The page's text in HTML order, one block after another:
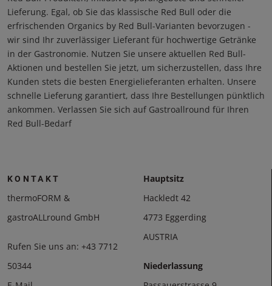
Lieferung. Egal, ob Sie das klassische Red Bull oder die
erfrischenden Organics by Red Bull-Varianten bevorzugen -
wir sind Ihr zuverlässiger Lieferant für hochwertige Getränke
in der Gastronomie. Nutzen Sie unsere aktuellen Red Bull-
Aktionen und bestellen Sie jetzt, um sicherzustellen, dass Ihre
Kunden stets die besten Energielieferanten erhalten. Unsere
schnelle Lieferung garantiert, dass Ihre Bestellungen pünktlich
ankommen. Verlassen Sie sich auf Gastroallround für Ihren
Red Bull-Bedarf
KONTAKT
thermoFORM &
gastroALLround GmbH
Rufen Sie uns an: +43 7712
50344
Hauptsitz
Hackledt 42
4773 Eggerding
AUSTRIA
Niederlassung